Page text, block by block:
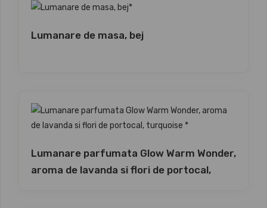
Lumanare de masa, bej
Lumanare parfumata Glow Warm Wonder,
aroma de lavanda si flori de portocal,